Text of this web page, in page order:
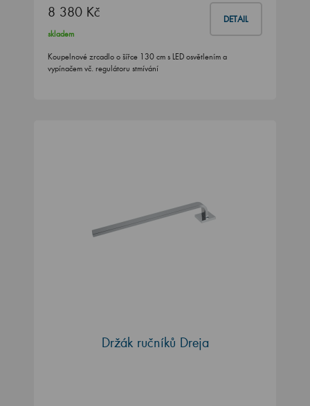
8 380 Kč DETAIL
skladem
Koupelnové zrcadlo o šířce 130 cm s LED osvětlením a
vypínačem vč. regulátoru stmívání
Držák ručníků Dreja